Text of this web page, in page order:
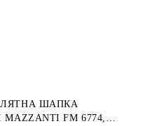
ШАПКА
MAZZANTI FM 6774,